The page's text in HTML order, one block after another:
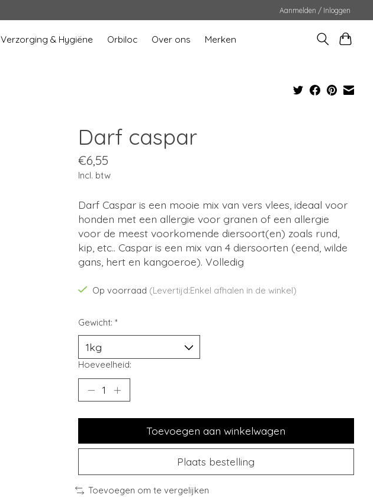
Aanmelden / Inloggen
Verzorging & Hygiëne Orbiloc Over ons Merken
Darf caspar
€6,55
Incl. btw
Darf Caspar is een mooie mix van vers vlees, ideaal voor
honden met een allergie voor granen of een allergie
voor de meest voorkomende diersoort(en) zoals rund,
kip, etc.. Caspar is een mix van 4 diersoorten (eend, wilde
gans, hert en kangoeroe). Volledig
Op voorraad (Levertijd:Enkel afhalen in de winkel)
Gewicht: *
Hoeveelheid:
Toevoegen aan winkelwagen
Plaats bestelling
Toevoegen om te vergelijken